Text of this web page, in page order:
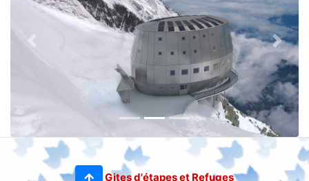
Gites d'étapes et Refuges